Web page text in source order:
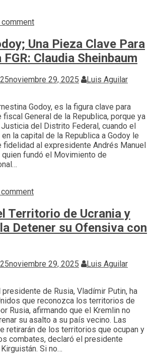
comment
Una Pieza Clave Para
Claudia Sheinbaum
noviembre 29, 2025 Luis Aguilar
Godoy, es la figura clave para
General de la Republica, porque ya
del Distrito Federal, cuando el
la capital de la Republica a Godoy le
fidelidad al expresidente Andrés Manuel
quien fundó el Movimiento de
comment
Territorio de Ucrania y
Detener su Ofensiva con
noviembre 29, 2025 Luis Aguilar
presidente de Rusia, Vladímir Putin, ha
que reconozca los territorios de
Rusia, afirmando que el Kremlin no
su asalto a su país vecino. Las
retirarán de los territorios que ocupan y
combates, declaró el presidente
Si no…